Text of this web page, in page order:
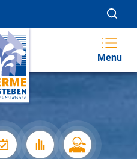
Menu